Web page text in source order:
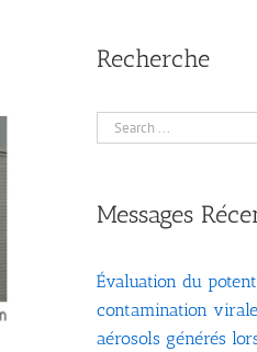
Recherche
Messages
Évaluation du
contamination
aérosols générés